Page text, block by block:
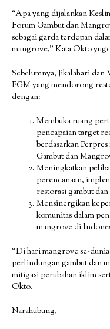
“Apa yang dijalankan
Forum Gambut dan
sebagai garda terdepan
mangrove,” Kata Okto
Sebelumnya, Jikalahari
FGM yang mendorong
dengan:
Membuka ruang
pencapaian target
berdasarkan Perpres
Gambut dan
Meningkatkan
perencanaan,
restorasi gambut
Mensinergikan
komunitas dalam
mangrove di
“Di hari mangrove se-
perlindungan gambut dan
mitigasi perubahan iklim
Okto.
Narahubung,